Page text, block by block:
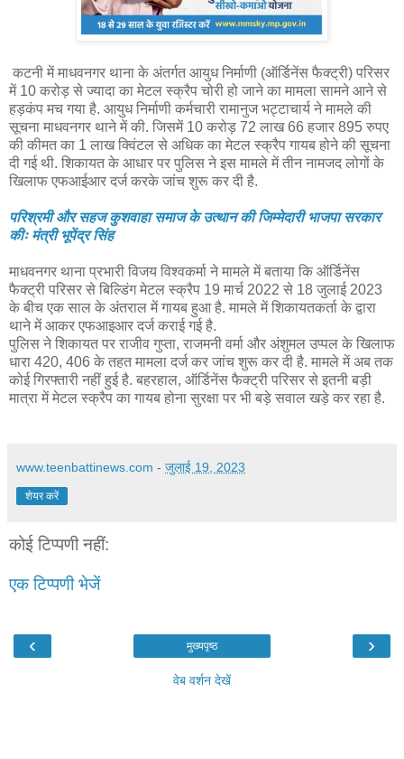
कटनी में माधवनगर थाना के अंतर्गत आयुध निर्माणी (ऑर्डिनेंस फैक्ट्री) परिसर
में 10 करोड़ से ज्यादा का मेटल स्क्रैप चोरी हो जाने का मामला सामने आने से
हड़कंप मच गया है. आयुध निर्माणी कर्मचारी रामानुज भट्टाचार्य ने मामले की
सूचना माधवनगर थाने में की. जिसमें 10 करोड़ 72 लाख 66 हजार 895 रुपए
की कीमत का 1 लाख क्विंटल से अधिक का मेटल स्क्रैप गायब होने की सूचना
दी गई थी. शिकायत के आधार पर पुलिस ने इस मामले में तीन नामजद लोगों के
खिलाफ एफआईआर दर्ज करके जांच शुरू कर दी है.
परिश्रमी और सहज कुशवाहा समाज के उत्थान की जिम्मेदारी भाजपा सरकार
कीः मंत्री भूपेंद्र सिंह
माधवनगर थाना प्रभारी विजय विश्वकर्मा ने मामले में बताया कि ऑर्डिनेंस
फैक्ट्री परिसर से बिल्डिंग मेटल स्क्रैप 19 मार्च 2022 से 18 जुलाई 2023
के बीच एक साल के अंतराल में गायब हुआ है. मामले में शिकायतकर्ता के द्वारा
थाने में आकर एफआइआर दर्ज कराई गई है.
पुलिस ने शिकायत पर राजीव गुप्ता, राजमनी वर्मा और अंशुमल उप्पल के खिलाफ
धारा 420, 406 के तहत मामला दर्ज कर जांच शुरू कर दी है. मामले में अब तक
कोई गिरफ्तारी नहीं हुई है. बहरहाल, ऑर्डिनेंस फैक्ट्री परिसर से इतनी बड़ी
मात्रा में मेटल स्क्रैप का गायब होना सुरक्षा पर भी बड़े सवाल खड़े कर रहा है.
www.teenbattinews.com - जुलाई 19, 2023
शेयर करें
कोई टिप्पणी नहीं:
एक टिप्पणी भेजें
‹ ›
मुख्यपृष्ठ
वेब वर्शन देखें